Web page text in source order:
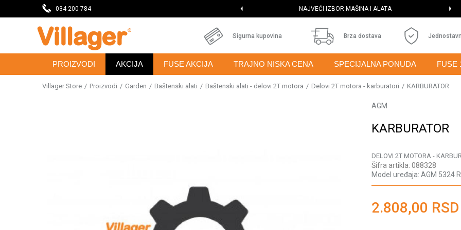
034 200 784 NAJVEĆI IZBOR MAŠINA I ALATA
Sigurna kupovina Brza dostava
PROIZVODI AKCIJA FUSE AKCIJA TRAJNO NISKA CENA SPECIJALNA PONUDA FUSE
Villager Store Proizvodi Garden Baštenski alati Baštenski alati - delovi 2T motora Delovi 2T motora - karburatori KARBURATOR
AGM
KARBURATOR
DELOVI 2T MOTORA -
Šifra artikla: 088328
Model uređaja: AGM 5324 R
2.808,00 RSD